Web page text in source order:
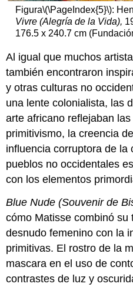
Figura\(\PageIndex{5}\):
Vivre (Alegría de la Vida),
176.5 x 240.7 cm
Al igual que muchos
también encontraron
y otras culturas no
una lente colonialista, las
arte africano reflejaban
primitivismo, la creencia
influencia corruptora de la
pueblos no occidentales
con los elementos
Blue Nude (Souvenir de
cómo Matisse combinó su
desnudo femenino con la
primitivas. El rostro de la
mascara en el uso de
contrastes de luz y